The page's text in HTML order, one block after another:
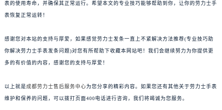
表的使用寿命，并确保其正常运行。希望本文的专业技巧能够帮助到你，让你的劳力士手
表恢复正常运转！
感谢您对本站的支持与厚爱，如果感觉劳力士发条一直上不紧解决方法推荐(专业技巧助
你解决劳力士手表发条问题)对您有所帮助下收藏本网站吧！我们会继续努力为你提供更
多的有价值的内容，感谢您的支持与厚爱！
以上就是成都劳力士售后服务中心为您分享的精彩内容。如果您还有其他关于劳力士手表
维护和保养的问题，可以拨打页面400电话进行咨询，我们将竭诚为您服务。